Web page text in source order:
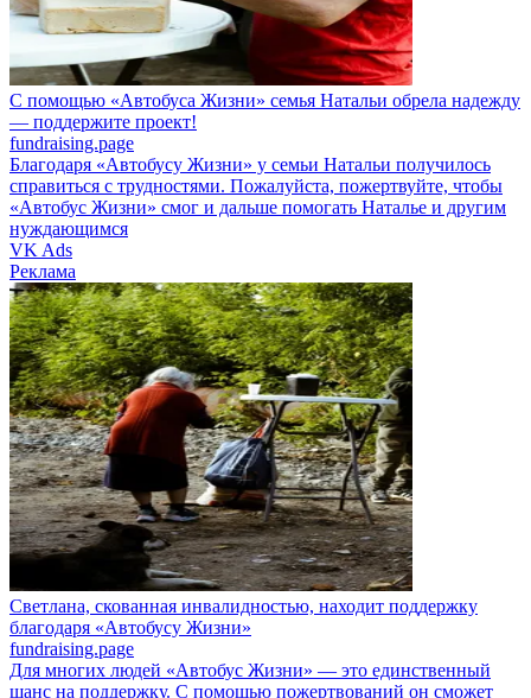
С помощью «Автобуса Жизни» семья Натальи обрела надежду
— поддержите проект!
fundraising.page
Благодаря «Автобусу Жизни» у семьи Натальи получилось
справиться с трудностями. Пожалуйста, пожертвуйте, чтобы
«Автобус Жизни» смог и дальше помогать Наталье и другим
нуждающимся
VK Ads
Реклама
Светлана, скованная инвалидностью, находит поддержку
благодаря «Автобусу Жизни»
fundraising.page
Для многих людей «Автобус Жизни» — это единственный
шанс на поддержку. С помощью пожертвований он сможет